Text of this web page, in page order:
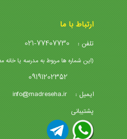
ارتباط با ما
تلفن : 021-77407730
(این شماره ها مربوط به مدرسه یا
09191202352
ایمیل : info@madreseha.ir
پشتیبانی